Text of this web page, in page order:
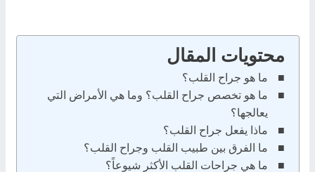
محتويات المقال
ما هو جراح القلب؟
ما هو تخصص جراح القلب؟ وما هي الأمراض التي
يعالجها؟
ماذا يفعل جراح القلب؟
ما الفرق بين طبيب القلب وجراح القلب؟
ما هي جراحات القلب الأكثر شيوعاً؟